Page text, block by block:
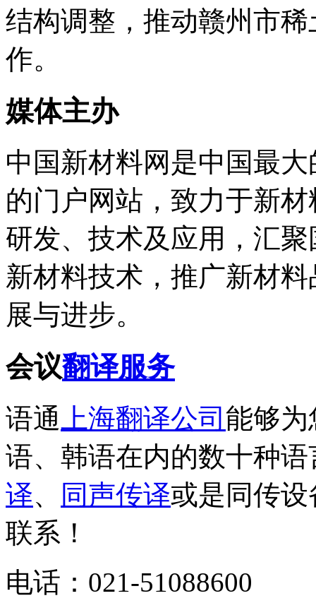
结构调整，推动赣州市
作。
媒体主办
中国新材料网是中国最
的门户网站，致力于新
研发、技术及应用，汇
新材料技术，推广新材
展与进步。
会议翻译服务
语通 上海翻译公司 能够
语、韩语在内的数十种语
译、 同声传译或是同传
联系！
电话：021-51088600